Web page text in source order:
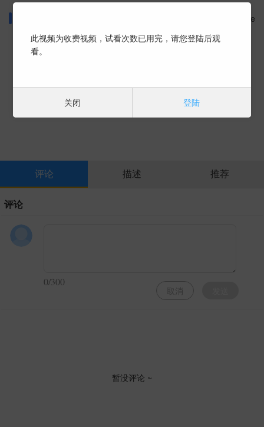
More
评论 描述 推荐
评论
0/300
取消
暂没评论 ~
此视频为收费视频，试看次数已用完，请您登陆后观
看。
关闭 登陆